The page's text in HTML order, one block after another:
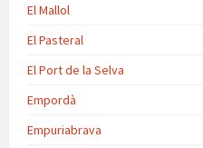
El Mallol
El Pasteral
El Port de la Selva
Empordà
Empuriabrava